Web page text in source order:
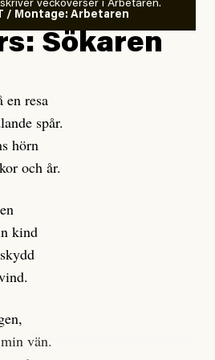
hävdar att
”opålitliga källor” för att
för Dagens ETC.
klatschig men korrekt rubrik
en nyfiken beställer
avslutas sekunder senare om
olika källor, alltifrån domar till
inklusive generös
såväl personen vars motiv att
ifrågasätts som de
samlade in uppgifter.
veckoverser i Arbetaren.
/ Montage: Arbetaren
Sökaren
en resa
spår.
hörn
och år.
kind
vän.